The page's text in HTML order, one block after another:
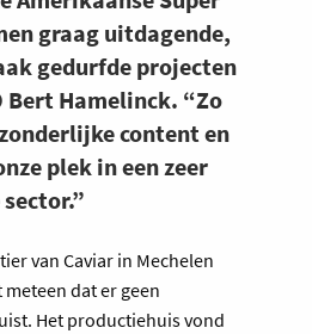
graag uitdagende,
gedurfde projecten
Bert Hamelinck. “Zo
content en
plek in een zeer
van Caviar in Mechelen
dat er geen
Het productiehuis vond